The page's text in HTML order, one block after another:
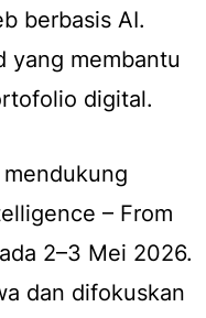
berbasis AI.
yang membantu
digital.
– From
2–3 Mei 2026.
dan difokuskan